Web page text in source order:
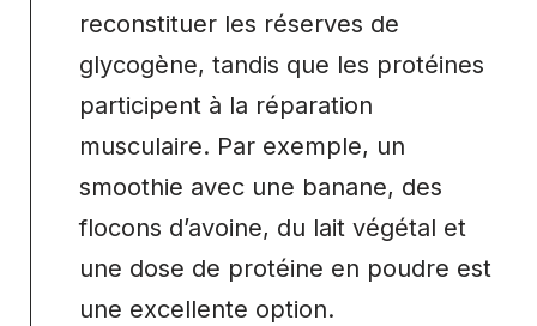
reconstituer les réserves de
glycogène, tandis que les protéines
participent à la réparation
musculaire. Par exemple, un
smoothie avec une banane, des
flocons d’avoine, du lait végétal et
une dose de protéine en poudre est
une excellente option.